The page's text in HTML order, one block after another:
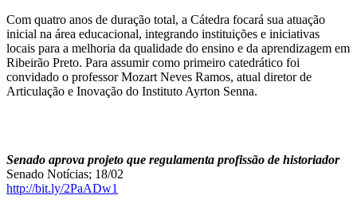
Com quatro anos de duração total, a Cátedra focará sua atuação
inicial na área educacional, integrando instituições e iniciativas
locais para a melhoria da qualidade do ensino e da aprendizagem em
Ribeirão Preto. Para assumir como primeiro catedrático foi
convidado o professor Mozart Neves Ramos, atual diretor de
Articulação e Inovação do Instituto Ayrton Senna.
Senado aprova projeto que regulamenta profissão de historiador
Senado Notícias; 18/02
http://bit.ly/2PaADw1